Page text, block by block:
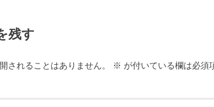
残す
されることはありません。 ※ が付いている欄は必須